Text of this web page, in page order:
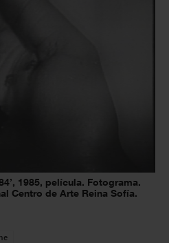
1985, película. Fotograma.
Centro de Arte Reina Sofía.